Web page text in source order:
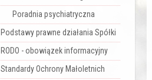
Poradnia psychiatryczna
Podstawy prawne działania Spółki
RODO - obowiązek informacyjny
Standardy Ochrony Małoletnich